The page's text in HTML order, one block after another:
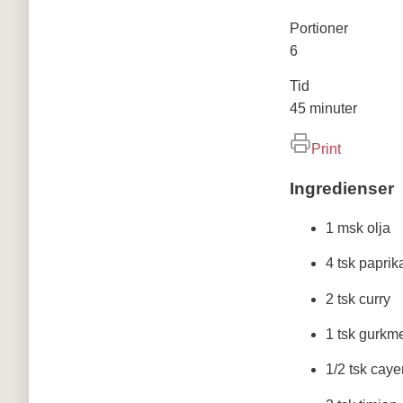
Portioner
6
Tid
45 minuter
Print
Ingredienser
1 msk olja
4 tsk
2 tsk curry
1 tsk
1/2 tsk